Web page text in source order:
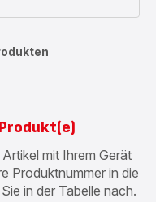
mit Ihrem Gerät
Produktnummer in die
in der Tabelle nach.